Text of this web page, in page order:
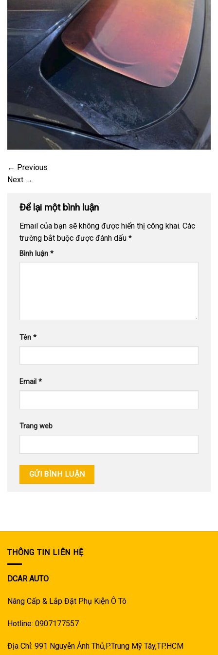
← Previous
Next →
Để lại một bình luận
Email của bạn sẽ không được hiển thị công khai. Các
trường bắt buộc được đánh dấu *
Bình luận *
Tên *
Email *
Trang web
THÔNG TIN LIÊN HỆ
DCAR AUTO
Nâng Cấp & Lắp Đặt Phụ Kiện Ô Tô
Hotline: 0907177557
Địa Chỉ: 991 Nguyễn Ảnh Thủ,P.Trung Mỹ Tây,TP.HCM